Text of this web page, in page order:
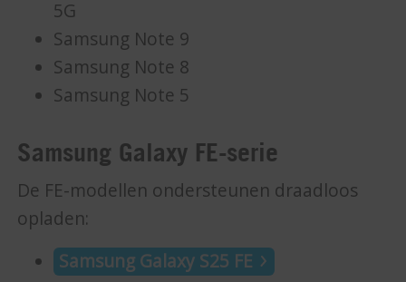
5G
Samsung Note 9
Samsung Note 8
Samsung Note 5
Samsung Galaxy FE-serie
De FE-modellen ondersteunen draadloos
opladen:
Samsung Galaxy S25 FE